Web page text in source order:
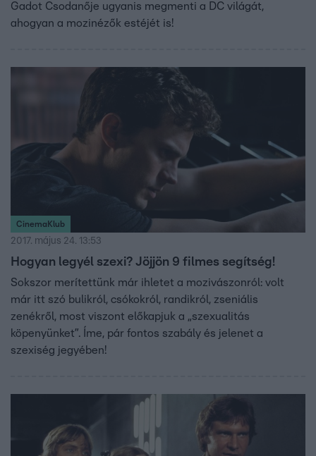
Gadot Csodanője ugyanis megmenti a DC világát,
ahogyan a mozinézők estéjét is!
CinemaKlub
2017. május 24. 13:53
Hogyan legyél szexi? Jöjjön 9 filmes segítség!
Sokszor merítettünk már ihletet a mozivászonról: volt
már itt szó bulikról, csókokról, randikról, zseniális
zenékről, most viszont előkapjuk a „szexualitás
köpenyünket”. Íme, pár fontos szabály és jelenet a
szexiség jegyében!